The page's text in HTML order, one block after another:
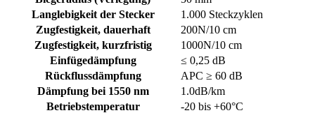
Langlebigkeit der Stecker
1.000 Steckzyklen
Zugfestigkeit, dauerhaft
200N/10 cm
Zugfestigkeit, kurzfristig
1000N/10 cm
Einfügedämpfung
≤ 0,25 dB
Rückflussdämpfung
APC ≥ 60 dB
Dämpfung bei 1550 nm
1.0dB/km
Betriebstemperatur
-20 bis +60°C